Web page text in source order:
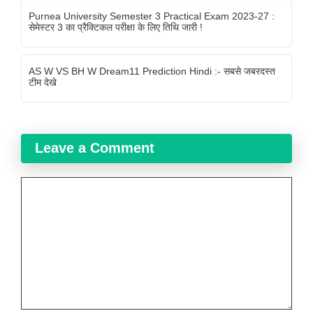
Purnea University Semester 3 Practical Exam 2023-27 :
सेमेस्टर 3 का प्रैक्टिकल परीक्षा के लिए तिथि जारी !
AS W VS BH W Dream11 Prediction Hindi :- सबसे जबरदस्त
टीम देखे
Leave a Comment